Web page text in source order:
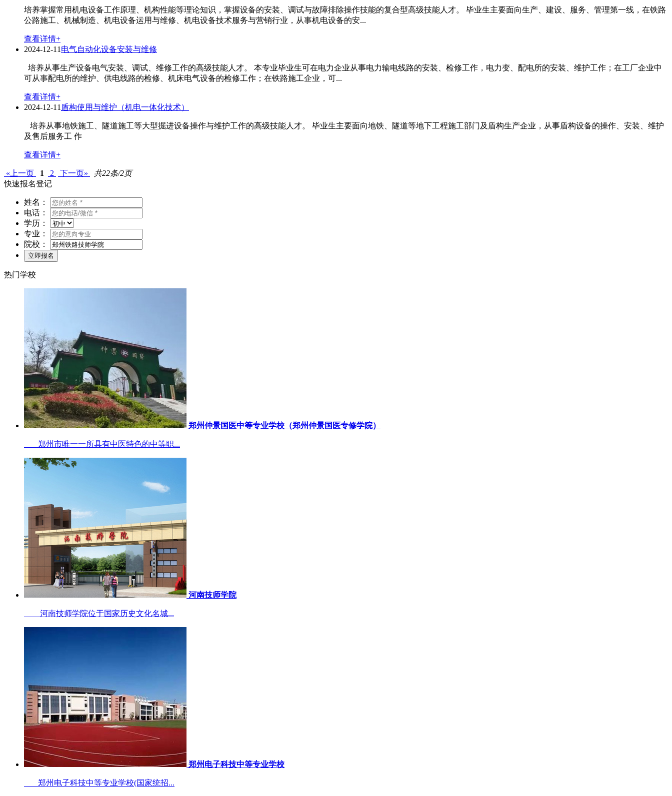
培养掌握常用机电设备工作原理、机构性能等理论知识，掌握设备的安装、调试与故障排除操作技能的复合型高级技能人才。 毕业生主要面向生产、建设、服务、管理第一线，在铁路
公路施工、机械制造、机电设备运用与维修、机电设备技术服务与营销行业，从事机电设备的安...
查看详情+
2024-12-11 电气自动化设备安装与维修
培养从事生产设备电气安装、调试、维修工作的高级技能人才。 本专业毕业生可在电力企业从事电力输电线路的安装、检修工作，电力变、配电所的安装、维护工作；在工厂企业中
可从事配电所的维护、供电线路的检修、机床电气设备的检修工作；在铁路施工企业，可...
查看详情+
2024-12-11 盾构使用与维护（机电一体化技术）
培养从事地铁施工、隧道施工等大型掘进设备操作与维护工作的高级技能人才。 毕业生主要面向地铁、隧道等地下工程施工部门及盾构生产企业，从事盾构设备的操作、安装、维护
及售后服务工 作
查看详情+
«上一页 1 2 下一页»
共22条/2页
快速报名登记
姓名：
电话：
学历：
专业：
院校：
热门学校
郑州仲景国医中等专业学校（郑州仲景国医专修学院）
郑州市唯一一所具有中医特色的中等职...
河南技师学院
河南技师学院位于国家历史文化名城...
郑州电子科技中等专业学校
郑州电子科技中等专业学校(国家统招...